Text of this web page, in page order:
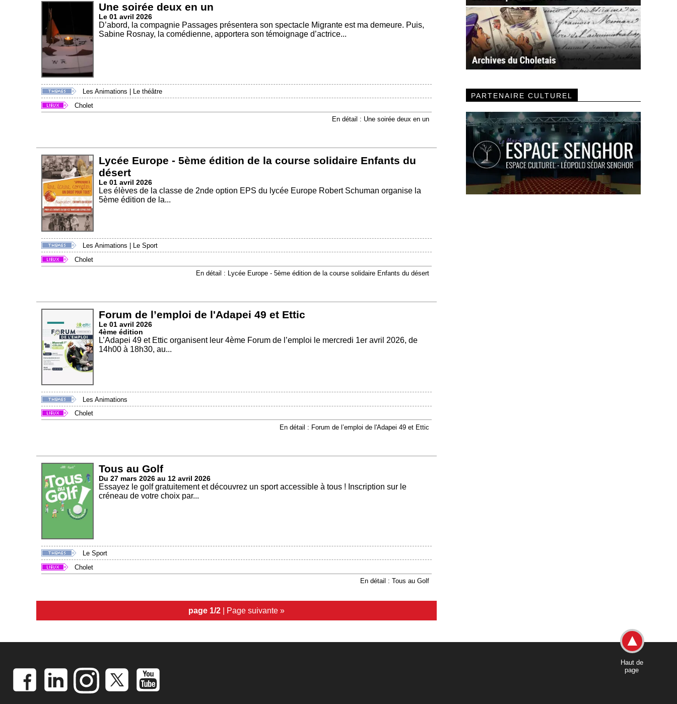
Une soirée deux en un
Le 01 avril 2026
D’abord, la compagnie Passages présentera son spectacle Migrante est ma demeure. Puis,
Sabine Rosnay, la comédienne, apportera son témoignage d’actrice...
Les Animations
Le théâtre
Cholet
En détail : Une soirée deux en un
Lycée Europe - 5ème édition de la course solidaire Enfants du
désert
Le 01 avril 2026
Les élèves de la classe de 2nde option EPS du lycée Europe Robert Schuman organise la
5ème édition de la...
Les Animations
Le Sport
Cholet
En détail : Lycée Europe - 5ème édition de la course solidaire Enfants du désert
Forum de l’emploi de l'Adapei 49 et Ettic
Le 01 avril 2026
4ème édition
L’Adapei 49 et Ettic organisent leur 4ème Forum de l’emploi le mercredi 1er avril 2026, de
14h00 à 18h30, au...
Les Animations
Cholet
En détail : Forum de l’emploi de l'Adapei 49 et Ettic
Tous au Golf
Du 27 mars 2026 au 12 avril 2026
Essayez le golf gratuitement et découvrez un sport accessible à tous ! Inscription sur le
créneau de votre choix par...
Le Sport
Cholet
En détail : Tous au Golf
page 1/2 | Page suivante »
PARTENAIRE CULTUREL
Haut de
page